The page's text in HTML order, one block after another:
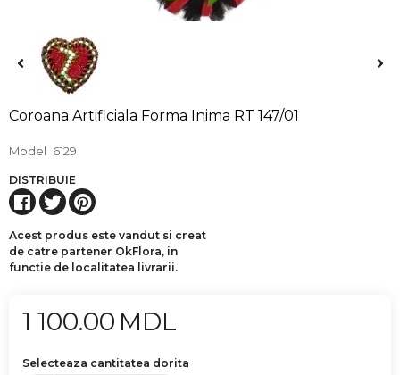
Coroana Artificiala Forma Inima RT 147/01
Model 6129
DISTRIBUIE
Acest produs este vandut si creat
de catre partener OkFlora, in
functie de localitatea livrarii.
1 100.00 MDL
Selecteaza cantitatea dorita